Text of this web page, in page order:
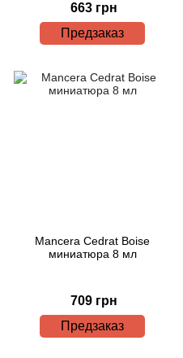
663 грн
Предзаказ
Mancera Cedrat Boise
миниатюра 8 мл
709 грн
Предзаказ